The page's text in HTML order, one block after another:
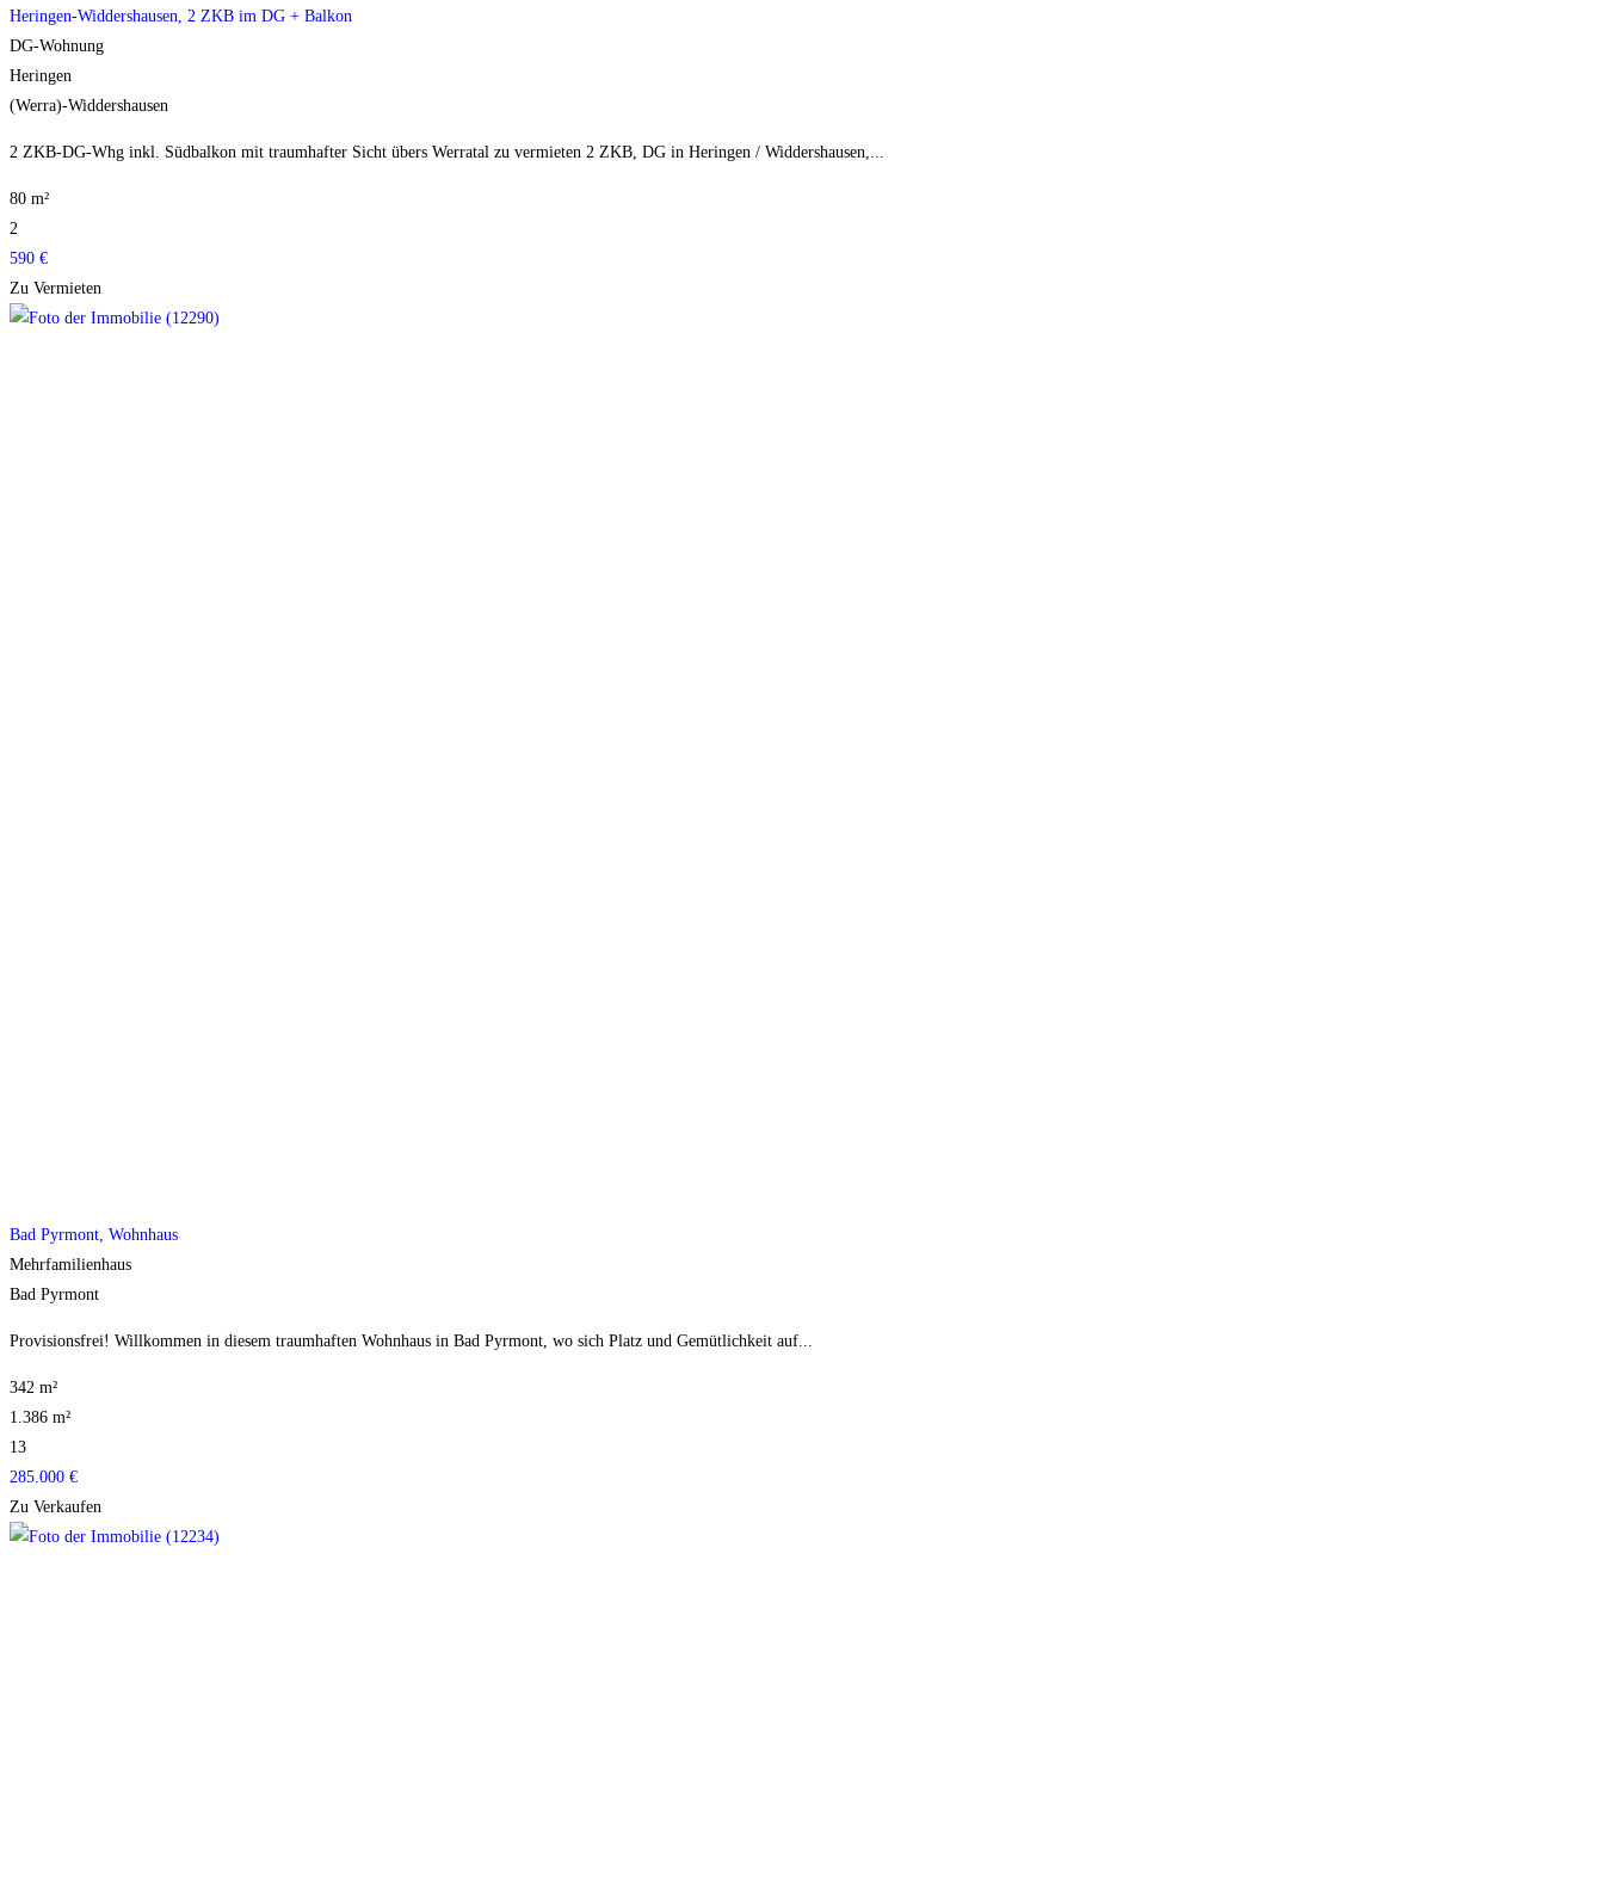
Heringen-Widdershausen, 2 ZKB im DG + Balkon
DG-Wohnung
Heringen
(Werra)-Widdershausen
2 ZKB-DG-Whg inkl. Südbalkon mit traumhafter Sicht übers Werratal zu vermieten 2 ZKB, DG in Heringen / Widdershausen,...
80 m²
2
590 €
Zu Vermieten
Bad Pyrmont, Wohnhaus
Mehrfamilienhaus
Bad Pyrmont
Provisionsfrei! Willkommen in diesem traumhaften Wohnhaus in Bad Pyrmont, wo sich Platz und Gemütlichkeit auf...
342 m²
1.386 m²
13
285.000 €
Zu Verkaufen